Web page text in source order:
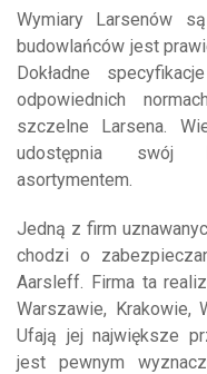
Wymiary Larsenów
budowlańców jest
Dokładne
odpowiednich
szczelne Larsena.
udostępnia swój
asortymentem.
Jedną z firm
chodzi o
Aarsleff. Firma ta
Warszawie, Krakowie,
Ufają jej największe
jest pewnym